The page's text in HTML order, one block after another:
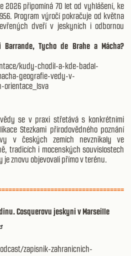
2026 připomíná 70 let od vyhlášení, ke
Program výročí pokračuje od května
dveří v jeskyních i odbornou
Tycho de Brahe a Mácha?
kudy-chodil-a-kde-badal-
geografie-vedy-v-
orientace_lsva
se v praxi střetává s konkrétními
Stezkami přírodovědného poznání
v českých zemích nevznikaly ve
tradicích i mocenských souvislostech
je znovu objevovali přímo v terénu.
Cosquerovu jeskyni v Marseille
zapisnik-zahranicnich-